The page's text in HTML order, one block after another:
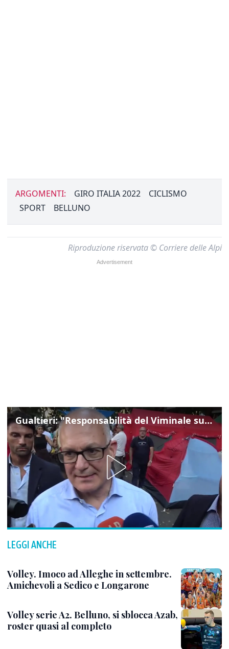
ARGOMENTI: GIRO ITALIA 2022
CICLISMO
SPORT
BELLUNO
Riproduzione riservata © Corriere delle Alpi
Gualtieri: "Responsabilità del Viminale su Spin Time? La posizione dei partiti è nota"
LEGGI ANCHE
Volley. Imoco ad Alleghe in settembre.
Amichevoli a Sedico e Longarone
Volley serie A2. Belluno, si sblocca Azab,
roster quasi al completo